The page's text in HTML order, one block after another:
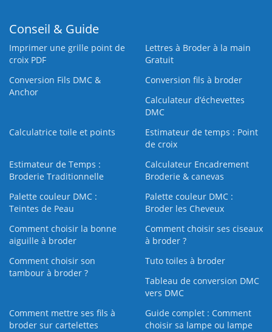
Conseil & Guide
Imprimer une grille point de
croix PDF
Lettres à Broder à la main
Gratuit
Conversion Fils DMC &
Anchor
Conversion fils à broder
Calculateur d’échevettes
DMC
Calculatrice toile et points
Estimateur de temps : Point
de croix
Estimateur de Temps :
Broderie Traditionnelle
Calculateur Encadrement
Broderie & canevas
Palette couleur DMC :
Teintes de Peau
Palette couleur DMC :
Broder les Cheveux
Comment choisir la bonne
aiguille à broder
Comment choisir ses ciseaux
à broder ?
Comment choisir son
tambour à broder ?
Tuto toiles à broder
Tableau de conversion DMC
vers DMC
Comment mettre ses fils à
broder sur cartelettes
Guide complet : Comment
choisir sa lampe ou lampe